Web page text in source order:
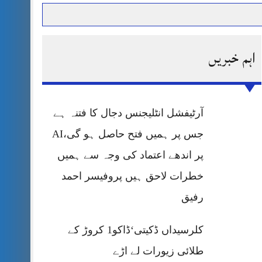
پر قربان
پریس کانفرنس
اہم خبریں
آرٹیفشل انٹلیجنس دجال کا فتنہ ہے
جس پر ہمیں فتح حاصل ہو گی،AI
پر اندھے اعتماد کی وجہ سے ہمیں
خطرات لاحق ہیں پروفیسر احمد
رفیق
کلرسیداں ڈکیتی‘ڈاکو1 کروڑ کے
طلائی زیورات لے اڑے